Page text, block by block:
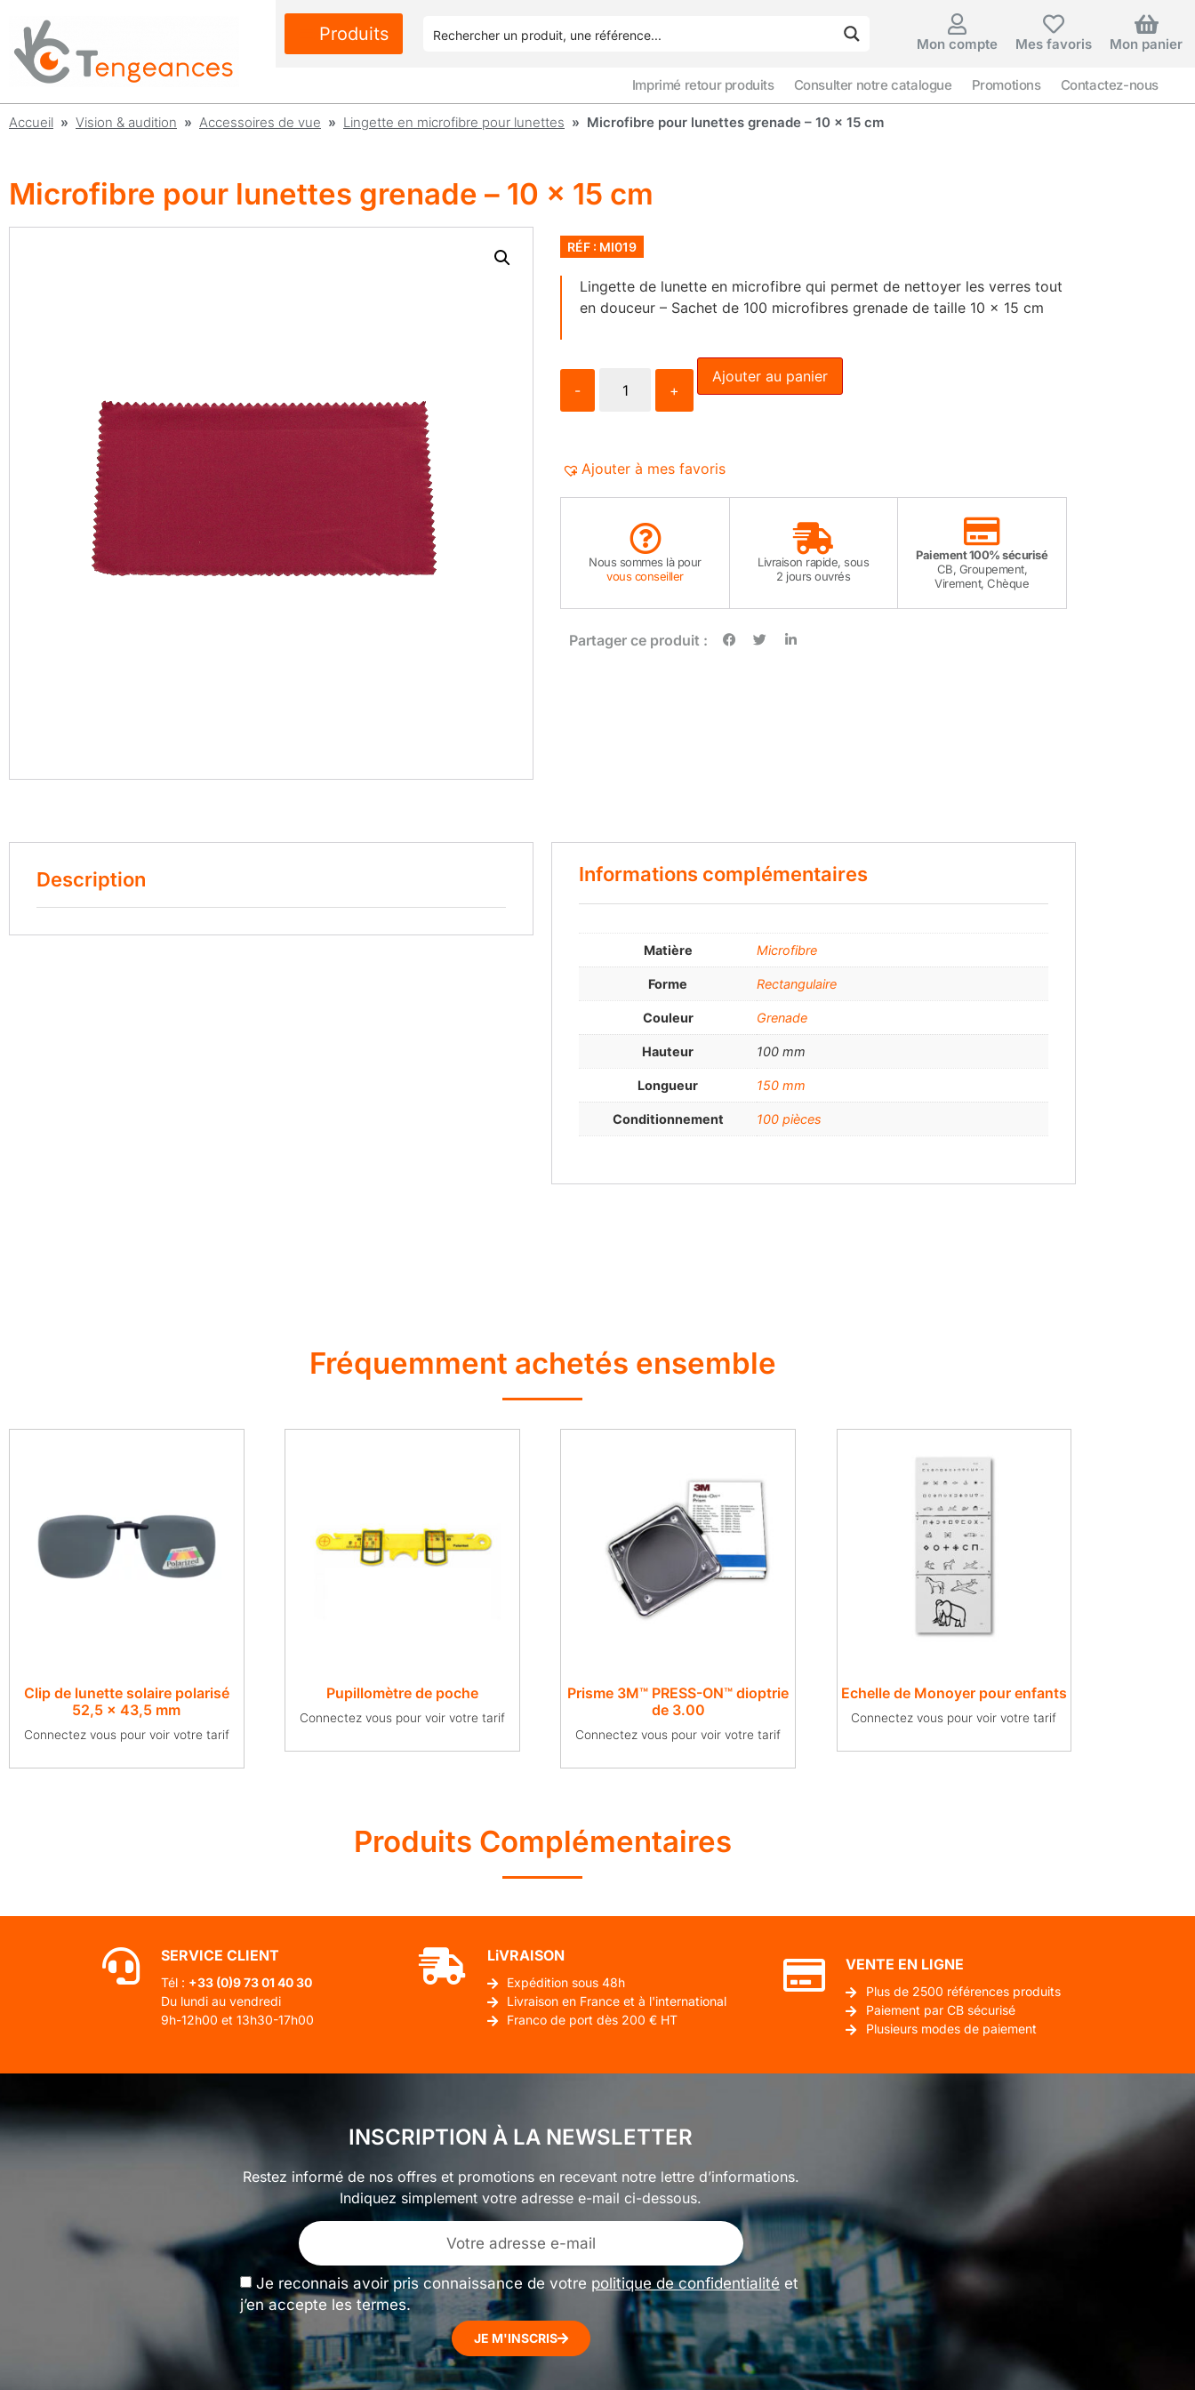
Produits Mon compte Mes favoris Mon panier
Imprimé retour produits Consulter notre catalogue Promotions Contactez-nous
Accueil » Vision & audition » Accessoires de vue » Lingette en microfibre pour lunettes » Microfibre pour lunettes grenade – 10 x 15 cm
Microfibre pour lunettes grenade – 10 x 15 cm
RÉF : MI019
Lingette de lunette en microfibre qui permet de nettoyer les verres tout
en douceur – Sachet de 100 microfibres grenade de taille 10 x 15 cm
- +
Ajouter au panier
Ajouter à mes favoris
Nous sommes là pour
vous conseiller
Livraison rapide, sous
2 jours ouvrés
Paiement 100% sécurisé
CB, Groupement,
Virement, Chèque
Partager ce produit :
Description Informations complémentaires
Matière Microfibre
Forme Rectangulaire
Couleur Grenade
Hauteur 100 mm
Longueur 150 mm
Conditionnement 100 pièces
Fréquemment achetés ensemble
Clip de lunette solaire polarisé
52,5 x 43,5 mm
Connectez vous pour voir votre tarif
Pupillomètre de poche
Connectez vous pour voir votre tarif
Prisme 3M™ PRESS-ON™ dioptrie
de 3.00
Connectez vous pour voir votre tarif
Echelle de Monoyer pour enfants
Connectez vous pour voir votre tarif
Produits Complémentaires
SERVICE CLIENT
Tél : +33 (0)9 73 01 40 30
Du lundi au vendredi
9h-12h00 et 13h30-17h00
LiVRAISON
Expédition sous 48h
Livraison en France et à l'international
Franco de port dès 200 € HT
VENTE EN LIGNE
Plus de 2500 références produits
Paiement par CB sécurisé
Plusieurs modes de paiement
INSCRIPTION À LA NEWSLETTER
Restez informé de nos offres et promotions en recevant notre lettre d’informations.
Indiquez simplement votre adresse e-mail ci-dessous.
Je reconnais avoir pris connaissance de votre politique de confidentialité et
j’en accepte les termes.
JE M'INSCRIS